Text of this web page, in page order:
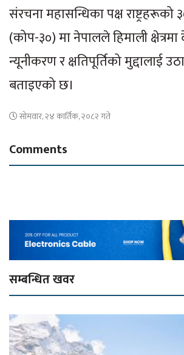
संरचना महासन्धिका पक्ष
(कोप-३०) मा नेपालले हिमाली
न्यूनीकरण र क्षतिपूर्तिको मुद्दालाई
बताइएको छ।
सोमवार, २४ कार्तिक, २०८२ गते
Comments
सम्बन्धित खवर